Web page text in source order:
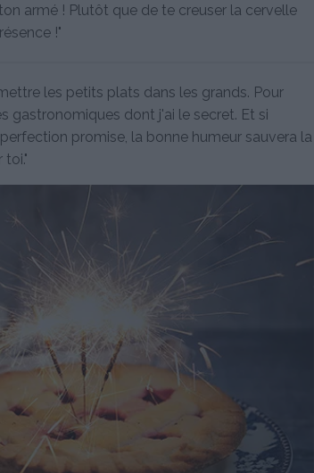
armé ! Plutôt que de te creuser la cervelle
!"
les petits plats dans les grands. Pour
gastronomiques dont j'ai le secret. Et si
promise, la bonne humeur sauvera la